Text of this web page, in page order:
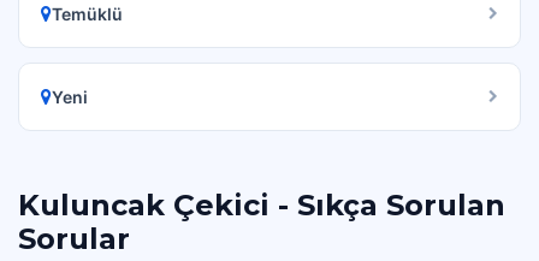
Temüklü
Yeni
Kuluncak Çekici - Sıkça Sorulan
Sorular